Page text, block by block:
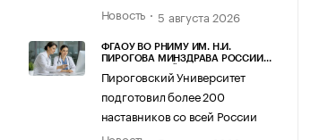
Новость
5 августа 2026
ФГАОУ ВО РНИМУ ИМ. Н.И.
ПИРОГОВА МИНЗДРАВА РОССИИ
Пироговский Университет
подготовил более 200
наставников со всей России